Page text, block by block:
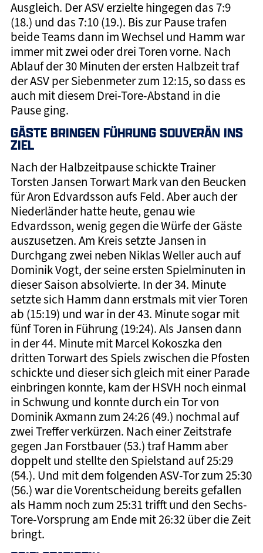
Ausgleich. Der ASV erzielte hingegen das 7:9
(18.) und das 7:10 (19.). Bis zur Pause trafen
beide Teams dann im Wechsel und Hamm war
immer mit zwei oder drei Toren vorne. Nach
Ablauf der 30 Minuten der ersten Halbzeit traf
der ASV per Siebenmeter zum 12:15, so dass es
auch mit diesem Drei-Tore-Abstand in die
Pause ging.
GÄSTE BRINGEN FÜHRUNG SOUVERÄN INS
ZIEL
Nach der Halbzeitpause schickte Trainer
Torsten Jansen Torwart Mark van den Beucken
für Aron Edvardsson aufs Feld. Aber auch der
Niederländer hatte heute, genau wie
Edvardsson, wenig gegen die Würfe der Gäste
auszusetzen. Am Kreis setzte Jansen in
Durchgang zwei neben Niklas Weller auch auf
Dominik Vogt, der seine ersten Spielminuten in
dieser Saison absolvierte. In der 34. Minute
setzte sich Hamm dann erstmals mit vier Toren
ab (15:19) und war in der 43. Minute sogar mit
fünf Toren in Führung (19:24). Als Jansen dann
in der 44. Minute mit Marcel Kokoszka den
dritten Torwart des Spiels zwischen die Pfosten
schickte und dieser sich gleich mit einer Parade
einbringen konnte, kam der HSVH noch einmal
in Schwung und konnte durch ein Tor von
Dominik Axmann zum 24:26 (49.) nochmal auf
zwei Treffer verkürzen. Nach einer Zeitstrafe
gegen Jan Forstbauer (53.) traf Hamm aber
doppelt und stellte den Spielstand auf 25:29
(54.). Und mit dem folgenden ASV-Tor zum 25:30
(56.) war die Vorentscheidung bereits gefallen
als Hamm noch zum 25:31 trifft und den Sechs-
Tore-Vorsprung am Ende mit 26:32 über die Zeit
bringt.